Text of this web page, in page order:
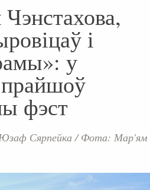
і
у
фэст
Сярпейка/Фота: Мар'ям